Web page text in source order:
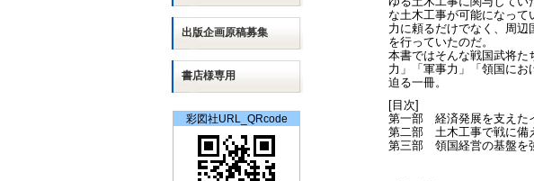
出版企画原稿募集
書店様専用
彩図社URL_QRcode
な土木工事が可能になって
力に頼るだけでなく、周
を行っていたのだ。
本書ではそんな戦国武将た
力」「軍事力」「領国に
迫る一冊。
[目次]
第一部 経済発展を支えた
第二部 土木工事で戦に備
第三部 領国経営の基盤を